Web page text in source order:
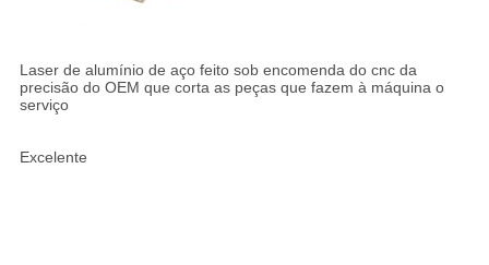
Laser de alumínio de aço feito sob encomenda do cnc da
precisão do OEM que corta as peças que fazem à máquina o
serviço
Excelente